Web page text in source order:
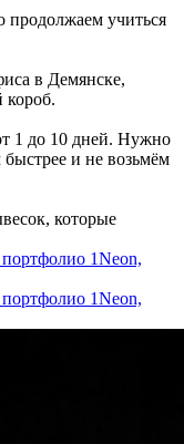
продолжаем учиться
в Демянске,
короб.
1 до 10 дней. Нужно
и не возьмём
которые